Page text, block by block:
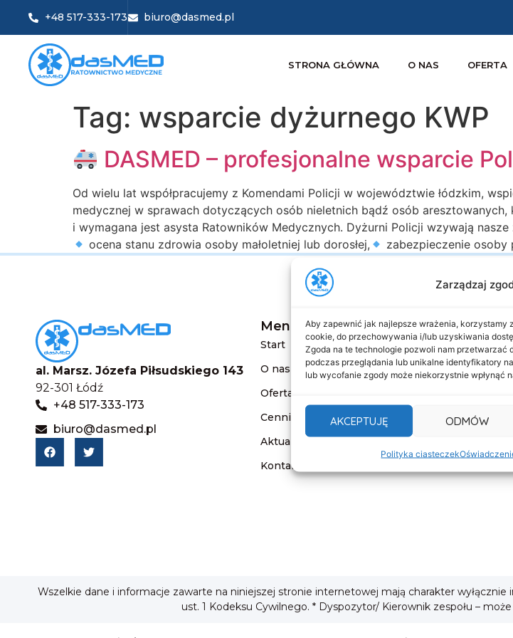
Zarządzaj
Aby zapewnić jak najlepsze wrażenia, korzystamy
cookie, do przechowywania i/lub uzyskiwania
Zgoda na te technologie pozwoli nam przetwarzać
podczas przeglądania lub unikalne identyfikatory
lub wycofanie zgody może niekorzystnie wpłynąć
AKCEPTUJĘ ODMÓW
Polityka ciasteczek
+48 517-333-173 biuro@dasmed.pl
STRONA GŁÓWNA O NAS OFERTA
Tag: wsparcie dyżurnego KWP
DASMED – profesjonalne wsparcie
Od wielu lat współpracujemy z Komendami Policji w województwie łódzkim,
medycznej w sprawach dotyczących osób nieletnich bądź osób
i wymagana jest asysta Ratowników Medycznych. Dyżurni Policji wzywają
ocena stanu zdrowia osoby małoletniej lub dorosłej,
zabezpieczenie
al. Marsz. Józefa Piłsudskiego 143
92-301 Łódź
+48 517-333-173
biuro@dasmed.pl
Menu
Start
O nas
Oferta
Cennik
Aktualności
Kontakt
Informacje
Deklaracja
Klauzula informacyjna
Wszelkie dane i informacje zawarte na niniejszej stronie internetowej mają charakter
ust. 1 Kodeksu Cywilnego. * Dyspozytor/ Kierownik zespołu –